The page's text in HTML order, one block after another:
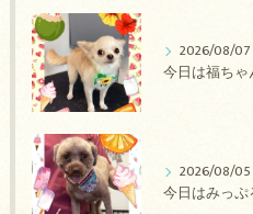
2026/08/07
2026/08/05